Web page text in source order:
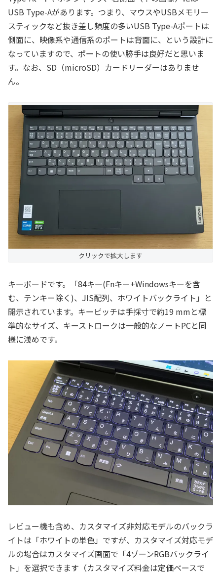
USB Type-Aがあります。つまり、マウスやUSBメモリー
スティックなど抜き差し頻度の多いUSB Type-Aポートは
側面に、映像系や通信系のポートは背面に、という設計に
なっていますので、ポートの使い勝手は良好だと思いま
す。なお、SD（microSD）カードリーダーはありませ
ん。
クリックで拡大します
キーボードです。「84キー(Fnキー+Windowsキーを含
む、テンキー除く)、JIS配列、ホワイトバックライト」と
開示されています。キーピッチは手採寸で約19 mmと標
準的なサイズ、キーストロークは一般的なノートPCと同
様に浅めです。
レビュー機も含め、カスタマイズ非対応モデルのバックラ
イトは「ホワイトの単色」ですが、カスタマイズ対応モデ
ルの場合はカスタマイズ画面で「4ゾーンRGBバックライ
ト」を選択できます（カスタマイズ料金は定価ベースで